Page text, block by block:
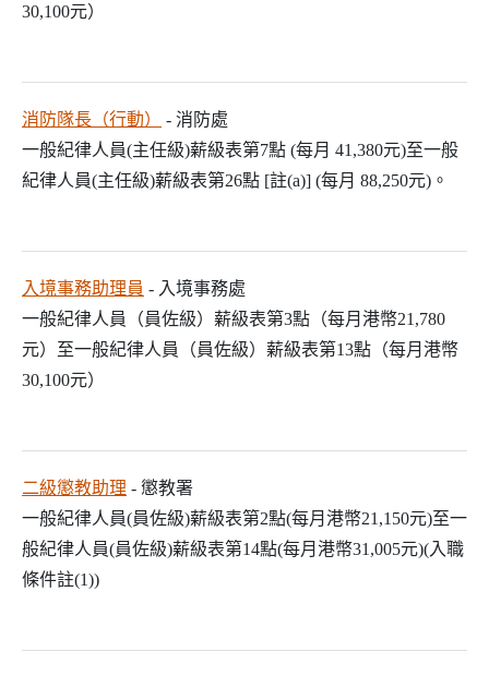
30,100元）
消防隊長（行動）
- 消防處
一般紀律人員(主任級)薪級表第7點 (每月 41,380元)至一般
紀律人員(主任級)薪級表第26點 [註(a)] (每月 88,250元)。
入境事務助理員 - 入境事務處
一般紀律人員（員佐級）薪級表第3點（每月港幣21,780
元）至一般紀律人員（員佐級）薪級表第13點（每月港幣
30,100元）
二級懲教助理 - 懲教署
一般紀律人員(員佐級)薪級表第2點(每月港幣21,150元)至一
般紀律人員(員佐級)薪級表第14點(每月港幣31,005元)(入職
條件註(1))